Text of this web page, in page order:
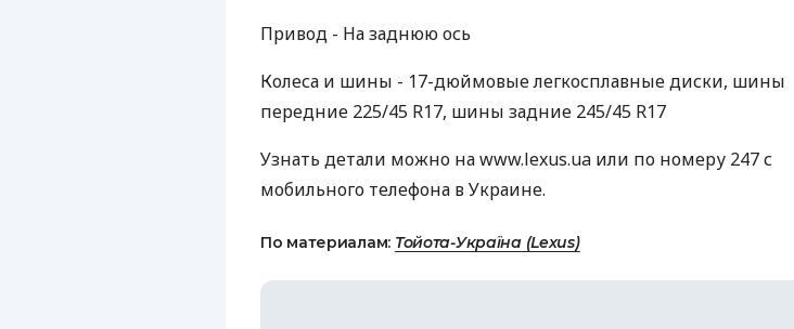
Привод - На заднюю ось
Колеса и шины - 17-дюймовые легкосплавные диски, шины
передние 225/45 R17, шины задние 245/45 R17
Узнать детали можно на www.lexus.ua или по номеру 247 с
мобильного телефона в Украине.
По материалам: Тойота-Україна (Lexus)